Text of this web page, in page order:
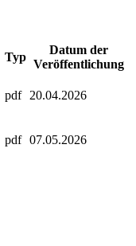
Typ
Datum der
Veröffentlichung
pdf 20.04.2026
pdf 07.05.2026